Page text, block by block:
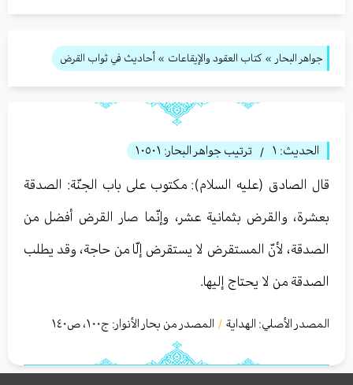
جواهر البحار » كتاب العقود والإيقاعات » أحاديث في ثواب القرض
الحديث: ١ / ترتيب جواهر البحار: ١٠٥٠١
قال الصادق (عليه السلام): مكتوب على باب الجنّة: الصدقة
بعشرة، والقرض بثمانية عشر، وإنّما صار القرض أفضل من
الصدقة، لأنّ المستقرض لا يستقرض إلّا من حاجة، وقد يطلب
الصدقة من لا يحتاج إليها.
المصدر الأصلي: الهداية / المصدر من بحار الأنوار: ج١٠٠، ص١٤٠